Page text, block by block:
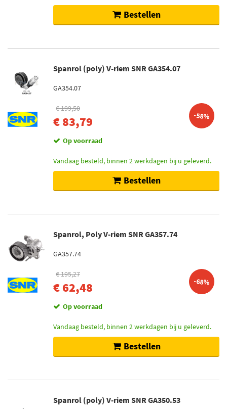
Bestellen
Spanrol (poly) V-riem SNR GA354.07
GA354.07
€ 199,50
€ 83,79 -58%
Op voorraad
Vandaag besteld, binnen 2 werkdagen bij u geleverd.
Bestellen
Spanrol, Poly V-riem SNR GA357.74
GA357.74
€ 195,27
€ 62,48 -68%
Op voorraad
Vandaag besteld, binnen 2 werkdagen bij u geleverd.
Bestellen
Spanrol (poly) V-riem SNR GA350.53